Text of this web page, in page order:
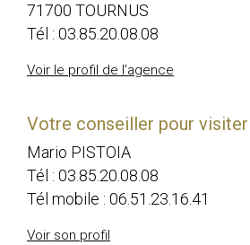
71700 TOURNUS
Tél : 03.85.20.08.08
Voir le profil de l'agence
Votre conseiller pour
Mario PISTOIA
Tél : 03.85.20.08.08
Tél mobile : 06.51.23.16.41
Voir son profil